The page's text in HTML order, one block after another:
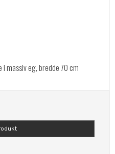
massiv eg, bredde 70 cm